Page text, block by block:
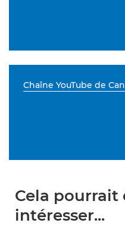
Chaîne YouTube de
Cela pourrait
intéresser...